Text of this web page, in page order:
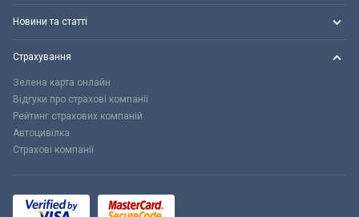
Новини та статті
Страхування
Зелена карта онлайн
Відгуки про страхові компанії
Рейтинг страхових компаній
Автоцивілка
Страхові компанії